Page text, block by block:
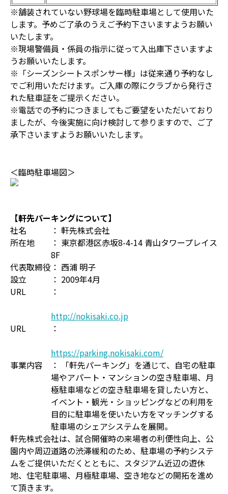
※舗装されていない野球場を臨時駐車場として使用いた
します。予めご了承のうえご予約下さいますようお願い
いたします。
※現場警備員・係員の指示に従って入出庫下さいますよ
うお願いいたします。
※「シーズンシートスポンサー様」は従来通り予約なし
でご利用いただけます。ご入庫の際にクラブから発行さ
れた駐車証をご提示ください。
※電話での予約につきましてもご要望をいただいており
ましたが、今後実施に向け検討して参りますので、ご了
承下さいますようお願いいたします。
＜臨時駐車場図＞
【軒先パーキングについて】
社名
： 軒先株式会社
所在地
： 東京都港区赤坂8-4-14 青山タワープレイス
8F
代表取締役 ： 西浦 明子
設立
： 2009年4月
URL
：
http://nokisaki.co.jp
URL
：
https://parking.nokisaki.com/
事業内容
： 「軒先パーキング」を通じて、自宅の駐車
場やアパート・マンションの空き駐車場、月
極駐車場などの空き駐車場を貸したい方と、
イベント・観光・ショッピングなどの利用を
目的に駐車場を使いたい方をマッチングする
駐車場のシェアシステムを展開。
軒先株式会社は、試合開催時の来場者の利便性向上、公
園内や周辺道路の渋滞緩和のため、駐車場の予約システ
ムをご提供いただくとともに、スタジアム近辺の遊休
地、住宅駐車場、月極駐車場、空き地などの開拓を進め
て頂きます。